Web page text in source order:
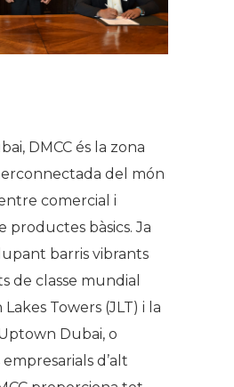
DMCC és la zona
del món
comercial i
productes bàsics. Ja
barris vibrants
de classe mundial
Towers (JLT) i la
Dubai, o
d’alt